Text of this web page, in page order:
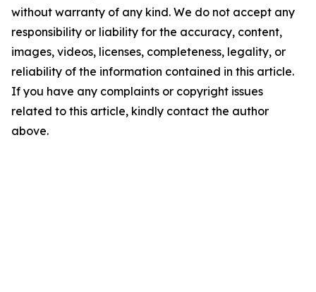
without warranty of any kind. We do not accept any
responsibility or liability for the accuracy, content,
images, videos, licenses, completeness, legality, or
reliability of the information contained in this article.
If you have any complaints or copyright issues
related to this article, kindly contact the author
above.